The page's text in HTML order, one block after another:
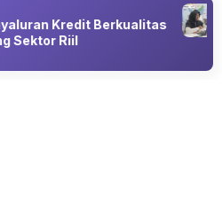
Advertisement
Kredit Berkualitas
Sektor Riil